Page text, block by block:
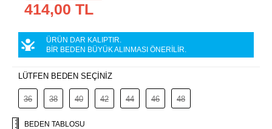
414,00 TL
ÜRÜN DAR KALIPTIR.
BİR BEDEN BÜYÜK ALINMASI ÖNERİLİR.
LÜTFEN BEDEN SEÇİNİZ
36 38 40 42 44 46 48
BEDEN TABLOSU